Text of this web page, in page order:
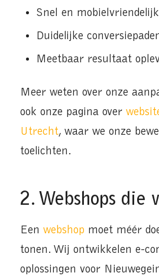
Snel en
Duidelijke
Meetbaar resultaat
Meer weten over onze
ook onze pagina over
Utrecht, waar we onze
toelichten.
2. Webshops die
Een webshop moet méér
tonen. Wij ontwikkelen e-
oplossingen voor